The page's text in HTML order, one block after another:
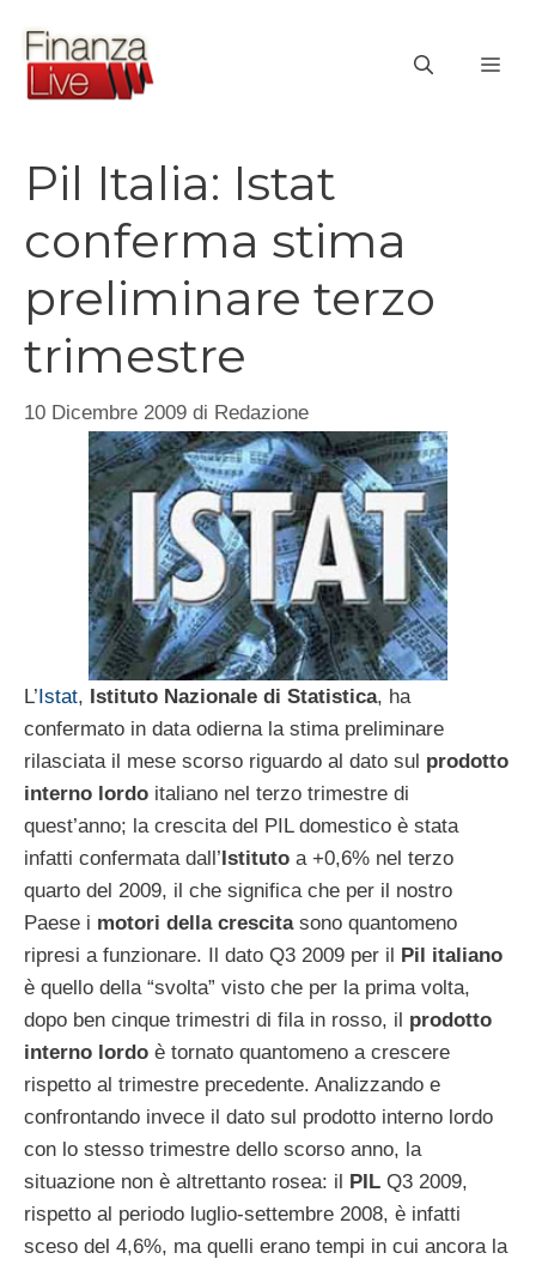
contenuto
Pil Italia: Istat
conferma stima
preliminare terzo
trimestre
10 Dicembre 2009 di Redazione
L’Istat, Istituto Nazionale di Statistica, ha
confermato in data odierna la stima preliminare
rilasciata il mese scorso riguardo al dato sul prodotto
interno lordo italiano nel terzo trimestre di
quest’anno; la crescita del PIL domestico è stata
infatti confermata dall’Istituto a +0,6% nel terzo
quarto del 2009, il che significa che per il nostro
Paese i motori della crescitasono quantomeno
ripresi a funzionare. Il dato Q3 2009 per il Pil italiano
è quello della “svolta” visto che per la prima volta,
dopo ben cinque trimestri di fila in rosso, il prodotto
interno lordo è tornato quantomeno a crescere
rispetto al trimestre precedente. Analizzando e
confrontando invece il dato sul prodotto interno lordo
con lo stesso trimestre dello scorso anno, la
situazione non è altrettanto rosea: il PIL Q3 2009,
rispetto al periodo luglio-settembre 2008, è infatti
sceso del 4,6%, ma quelli erano tempi in cui ancora la